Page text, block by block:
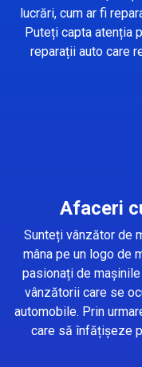
lucrări, cum ar fi
Puteți capta atenția
reparații auto care
Afaceri
Sunteți vânzător de
mâna pe un logo de
pasionați de
vânzătorii care se
automobile. Prin
care să înfățișeze